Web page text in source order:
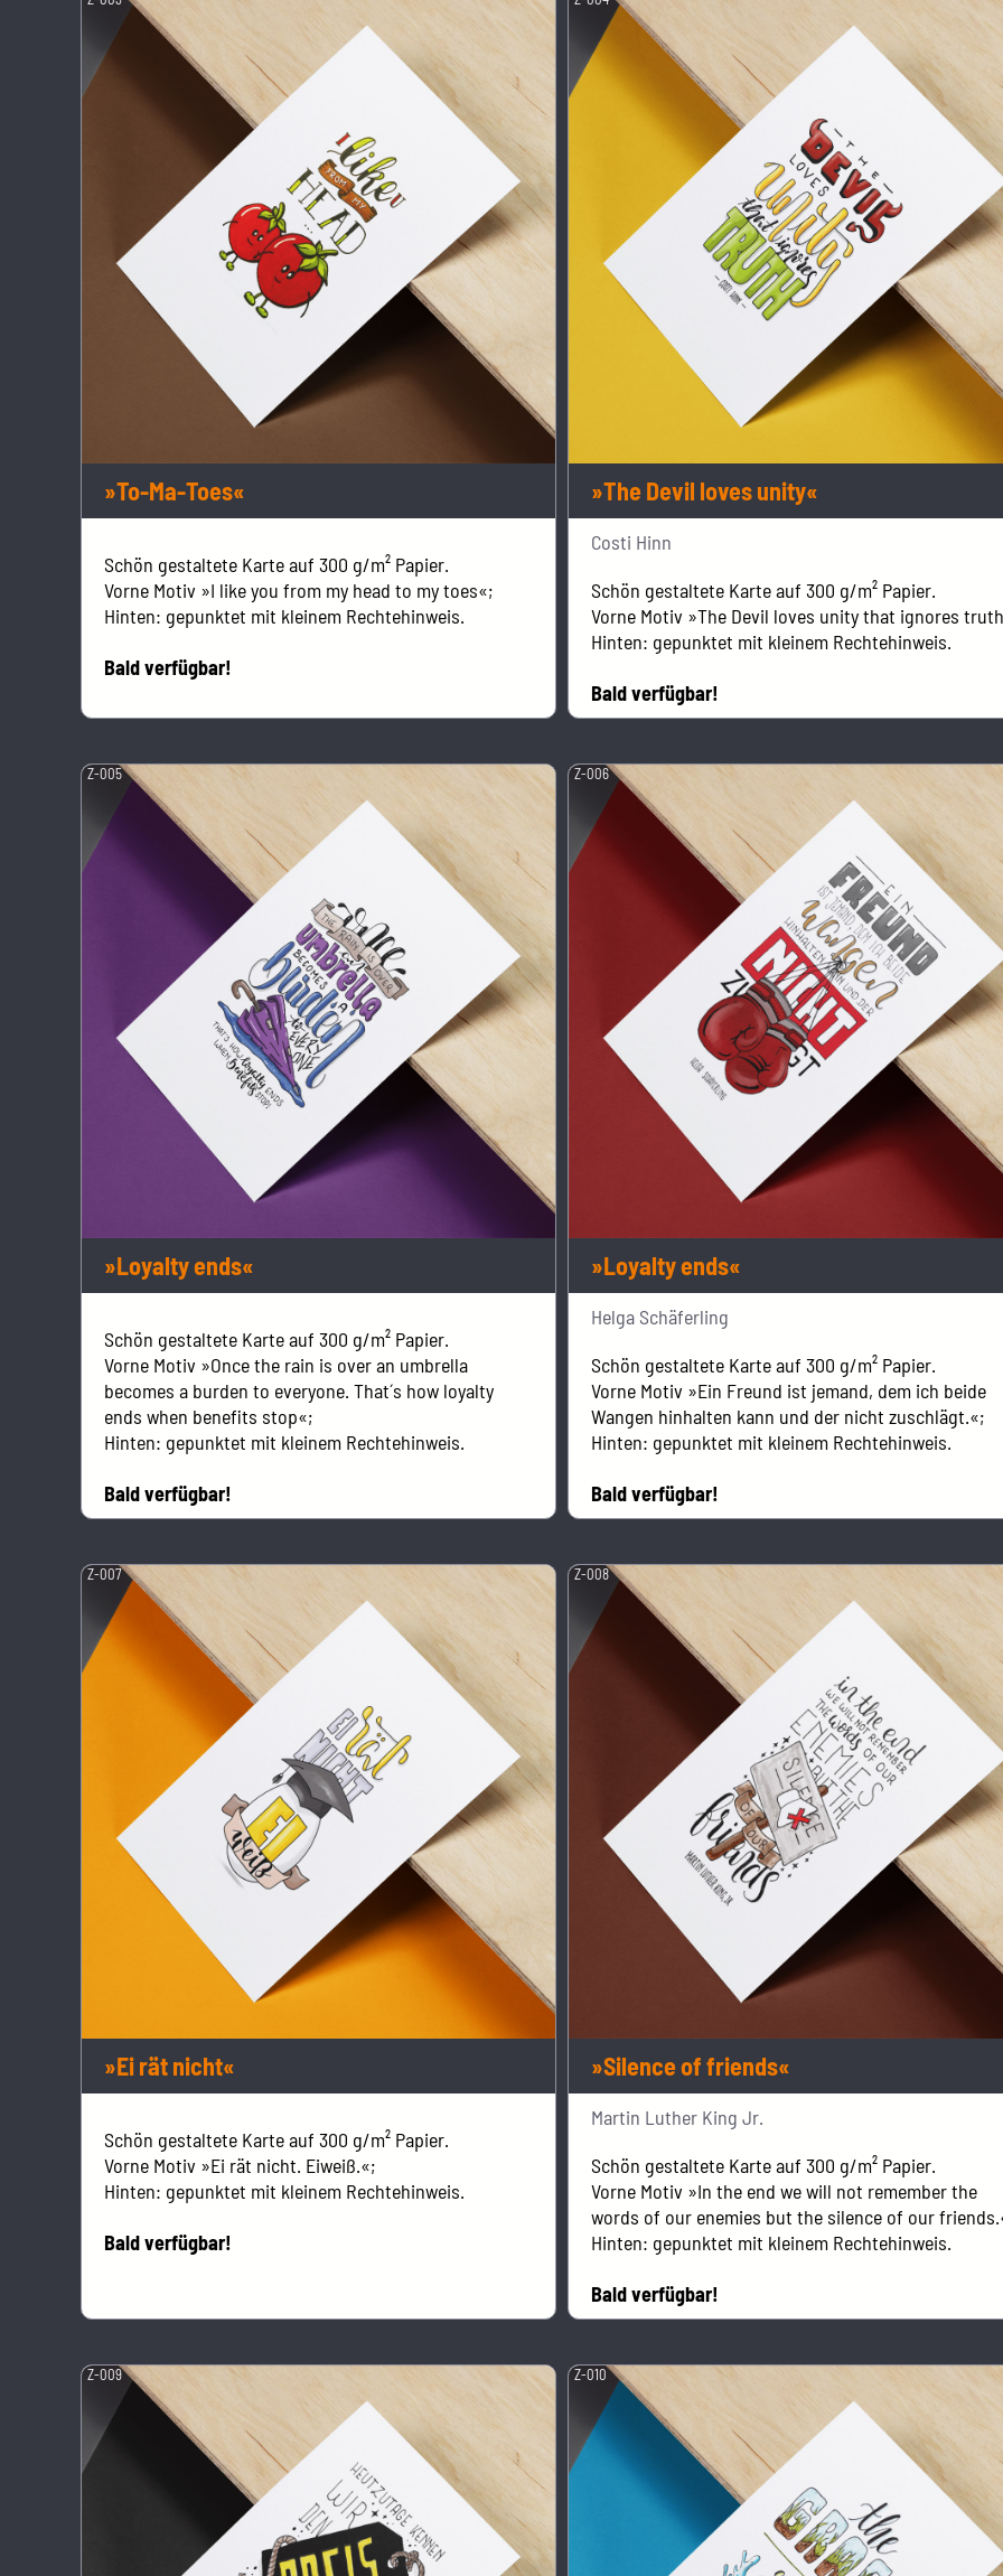
»To-Ma-Toes«
Schön gestaltete Karte auf 300 g/m² Papier.
Vorne Motiv »I like you from my head to my toes«;
Hinten: gepunktet mit kleinem Rechtehinweis.
Bald verfügbar!
»The Devil loves unity«
Costi Hinn
Schön gestaltete Karte auf 300 g/m² Papier.
Vorne Motiv »The Devil loves unity that ignores
Hinten: gepunktet mit kleinem Rechtehinweis.
Bald verfügbar!
Z-005
»Loyalty ends«
Schön gestaltete Karte auf 300 g/m² Papier.
Vorne Motiv »Once the rain is over an umbrella
becomes a burden to everyone. That´s how loyalty
ends when benefits stop«;
Hinten: gepunktet mit kleinem Rechtehinweis.
Bald verfügbar!
Z-006
»Loyalty ends«
Helga Schäferling
Schön gestaltete Karte auf 300 g/m² Papier.
Vorne Motiv »Ein Freund ist jemand, dem ich beide
Wangen hinhalten kann und der nicht zuschlägt.«;
Hinten: gepunktet mit kleinem Rechtehinweis.
Bald verfügbar!
Z-007
»Ei rät nicht«
Schön gestaltete Karte auf 300 g/m² Papier.
Vorne Motiv »Ei rät nicht. Eiweiß.«;
Hinten: gepunktet mit kleinem Rechtehinweis.
Bald verfügbar!
Z-008
»Silence of friends«
Martin Luther King Jr.
Schön gestaltete Karte auf 300 g/m² Papier.
Vorne Motiv »In the end we will not remember the
words of our enemies but the silence of our
Hinten: gepunktet mit kleinem Rechtehinweis.
Bald verfügbar!
Z-009 Z-010